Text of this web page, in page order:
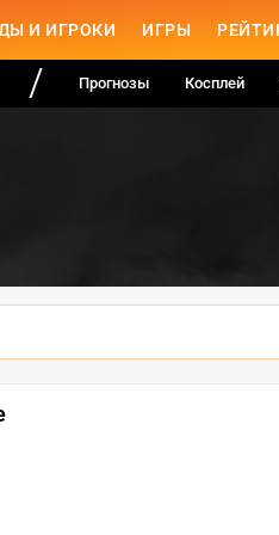
И ИГРОКИ ИГРЫ
Прогнозы Косплей